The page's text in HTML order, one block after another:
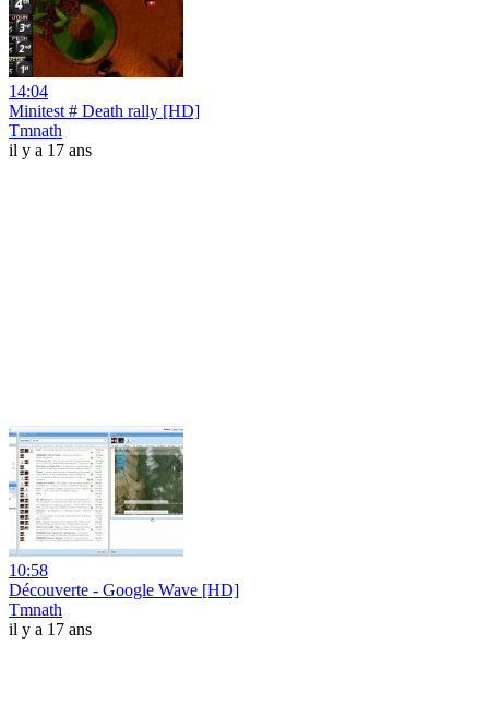
14:04
Minitest # Death rally [HD]
Tmnath
il y a 17 ans
10:58
Découverte - Google Wave [HD]
Tmnath
il y a 17 ans